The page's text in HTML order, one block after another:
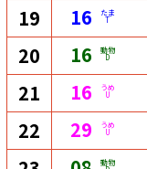
19 16 たま
T
20 16 動物
D
21 16 うめ
U
22 29 うめ
U
動物